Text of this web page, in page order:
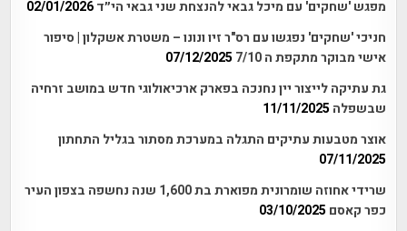
מפגש 'שחקים' עם מיכל גבאי להנצחת שני גבאי הי״ד 02/01/2026
חניכי 'שחקים' נפגשו עם רס"ר זיו ונונו – משטרת אשקלון | סיפור
אישי מבוקר מתקפת ה 7/10
07/12/2025
גת עתיקה לייצור יין נחנכה בפארק ארכיאולוגי חדש במושב זרחיה
שבשפלה 11/11/2025
אוצר מטבעות עתיקים התגלה במערכת מסתור בגליל התחתון
07/11/2025
שרידי אחוזה שומרונית מפוארת בת 1,600 שנה נחשפה בצפון העיר
כפר קאסם 03/10/2025